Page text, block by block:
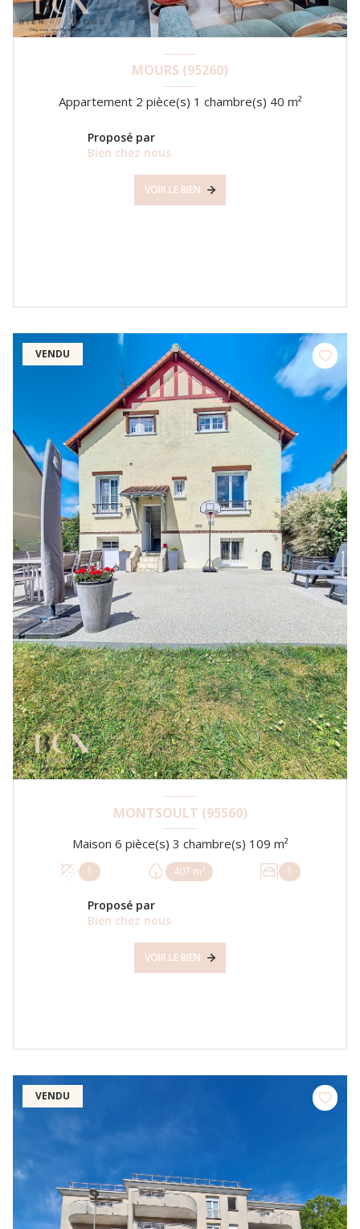
MOURS (95260)
Appartement 2 pièce(s) 1 chambre(s) 40 m²
Proposé par
Bien chez nous
VOIR LE BIEN
VENDU
MONTSOULT (95560)
Maison 6 pièce(s) 3 chambre(s) 109 m²
1 407 m² 1
Proposé par
Bien chez nous
VOIR LE BIEN
VENDU